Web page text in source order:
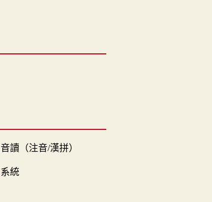
音讀（注音/漢拼）
系統